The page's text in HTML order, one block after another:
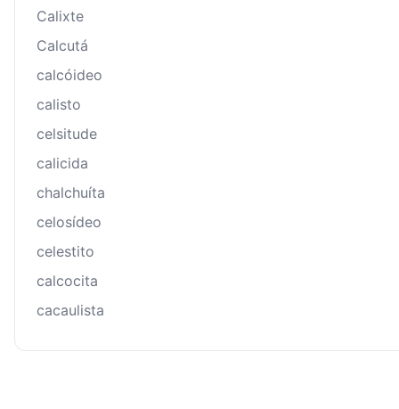
Calixte
Calcutá
calcóideo
calisto
celsitude
calicida
chalchuíta
celosídeo
celestito
calcocita
cacaulista